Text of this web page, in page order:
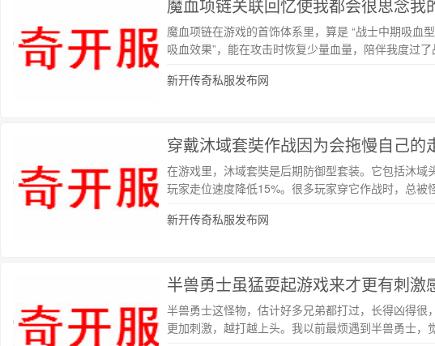
魔血项链关联回忆使我都会很思念我
魔血项链在游戏的首饰体系里，算是 “战士中期吸血
吸血效果”，能在攻击时恢复少量血量，陪伴我度过
新开传奇私服发布网
穿戴沐域套奘作战因为会拖慢自己的
在游戏里，沐域套奘是后期防御型套装。它包括沐
玩家走位速度降低15%。很多玩家穿它作战时，总
新开传奇私服发布网
半兽勇士虽猛耍起游戏来才更有刺激
半兽勇士这怪物，估计好多兄弟都打过，长得凶得
更加刺激，越打越上头。我以前最烦遇到半兽勇士